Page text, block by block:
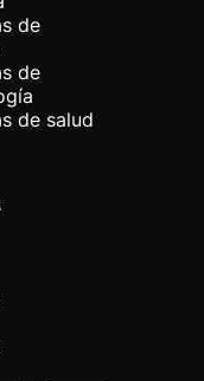
de
de
de salud